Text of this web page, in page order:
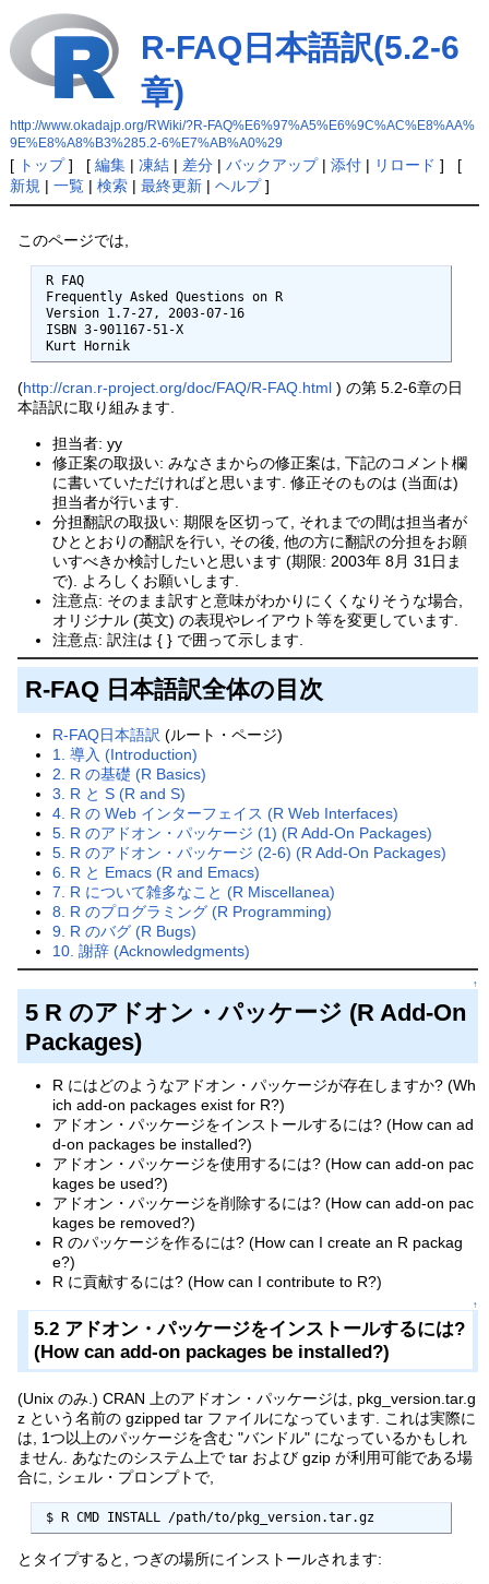
R-FAQ日本語訳(5.2-6
章)
http://www.okadajp.org/RWiki/?R-FAQ%E6%97%A5%E6%9C%AC%E8%AA%
9E%E8%A8%B3%285.2-6%E7%AB%A0%29
[ トップ] [ 編集| 凍結| 差分| バックアップ| 添付| リロード ] [
新規 | 一覧| 検索| 最終更新| ヘルプ]
このページでは,
Kurt Hornik
(http://cran.r-project.org/doc/FAQ/R-FAQ.html ) の第 5.2-6章の日
本語訳に取り組みます.
担当者: yy
修正案の取扱い: みなさまからの修正案は, 下記のコメント欄
に書いていただければと思います. 修正そのものは (当面は)
担当者が行います.
分担翻訳の取扱い: 期限を区切って, それまでの間は担当者が
ひととおりの翻訳を行い, その後, 他の方に翻訳の分担をお願
いすべきか検討したいと思います (期限: 2003年 8月 31日ま
で). よろしくお願いします.
注意点: そのまま訳すと意味がわかりにくくなりそうな場合,
オリジナル (英文) の表現やレイアウト等を変更しています.
注意点: 訳注は { } で囲って示します.
R-FAQ 日本語訳全体の目次
R-FAQ日本語訳 (ルート・ページ)
1. 導入 (Introduction)
2. R の基礎 (R Basics)
3. R と S (R and S)
4. R の Web インターフェイス (R Web Interfaces)
5. R のアドオン・パッケージ (1) (R Add-On Packages)
5. R のアドオン・パッケージ (2-6) (R Add-On Packages)
6. R と Emacs (R and Emacs)
7. R について雑多なこと (R Miscellanea)
8. R のプログラミング (R Programming)
9. R のバグ (R Bugs)
10. 謝辞 (Acknowledgments)
↑
5 R のアドオン・パッケージ (R Add-On
Packages)
R にはどのようなアドオン・パッケージが存在しますか? (Wh
ich add-on packages exist for R?)
アドオン・パッケージをインストールするには? (How can ad
d-on packages be installed?)
アドオン・パッケージを使用するには? (How can add-on pac
kages be used?)
アドオン・パッケージを削除するには? (How can add-on pac
kages be removed?)
R のパッケージを作るには? (How can I create an R packag
e?)
R に貢献するには? (How can I contribute to R?)
↑
5.2 アドオン・パッケージをインストールするには?
(How can add-on packages be installed?)
(Unix のみ.) CRAN 上のアドオン・パッケージは, pkg_version.tar.g
z という名前の gzipped tar ファイルになっています. これは実際に
は, 1つ以上のパッケージを含む "バンドル" になっているかもしれ
ません. あなたのシステム上で tar および gzip が利用可能である場
合に, シェル・プロンプトで,
$ R CMD INSTALL /path/to/pkg_version.tar.gz
とタイプすると, つぎの場所にインストールされます: